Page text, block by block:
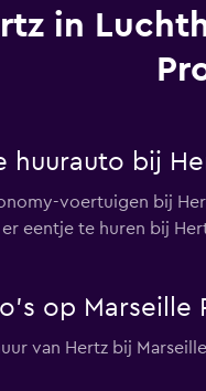
in
bij
voertuigen bij
eentje te huren bij
op Marseille
van Hertz bij